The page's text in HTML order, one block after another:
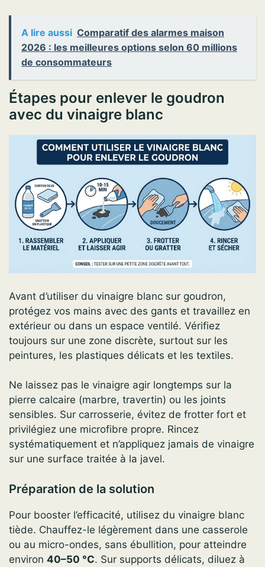
A lire aussi Comparatif des alarmes maison
2026 : les meilleures options selon 60 millions
de consommateurs
Étapes pour enlever le goudron
avec du vinaigre blanc
Avant d’utiliser du vinaigre blanc sur goudron,
protégez vos mains avec des gants et travaillez en
extérieur ou dans un espace ventilé. Vérifiez
toujours sur une zone discrète, surtout sur les
peintures, les plastiques délicats et les textiles.
Ne laissez pas le vinaigre agir longtemps sur la
pierre calcaire (marbre, travertin) ou les joints
sensibles. Sur carrosserie, évitez de frotter fort et
privilégiez une microfibre propre. Rincez
systématiquement et n’appliquez jamais de vinaigre
sur une surface traitée à la javel.
Préparation de la solution
Pour booster l’efficacité, utilisez du vinaigre blanc
tiède. Chauffez-le légèrement dans une casserole
ou au micro-ondes, sans ébullition, pour atteindre
environ 40–50 °C. Sur supports délicats, diluez à